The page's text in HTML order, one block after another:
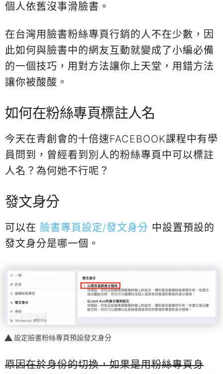
個人依舊沒事滑臉書。
在台灣用臉書粉絲專頁行銷的人不在少數，因
此如何與臉書中的網友互動就變成了小編必備
的一個技巧，用對方法讓你上天堂，用錯方法
讓你被酸酸。
如何在粉絲專頁標註人名
今天在青創會的十倍速FACEBOOK課程中有學
員問到，曾經看到別人的粉絲專頁中可以標註
人名？為何她不行呢？
發文身分
可以在 臉書專頁設定/發文身分 中設置預設的
發文身分是哪一個。
設定臉書粉絲專頁預設發文身分
原因在於身份的切換，如果是用粉絲專頁身